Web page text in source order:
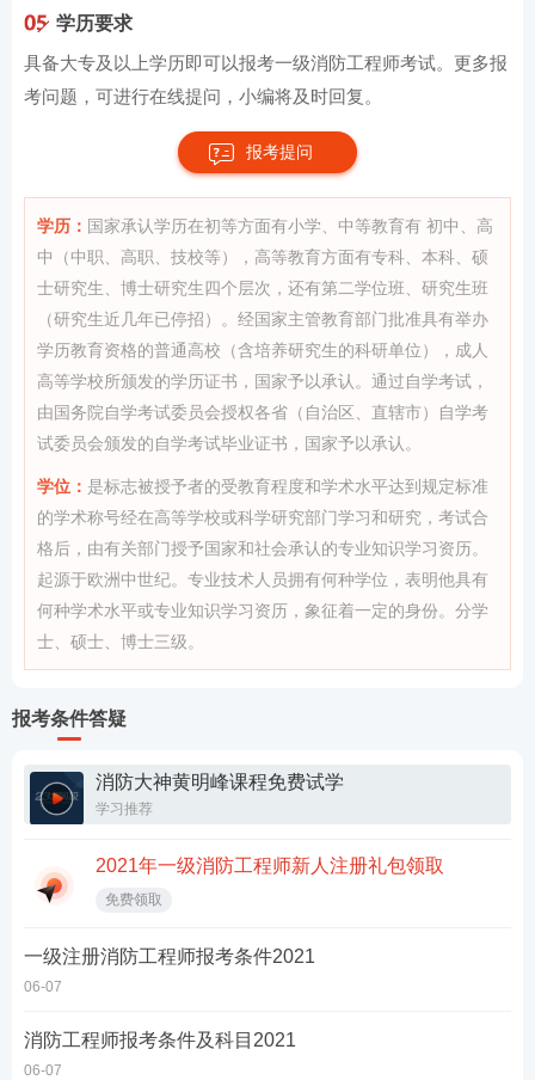
学历要求
具备大专及以上学历即可以报考一级消防工程师考试。更多报
考问题，可进行在线提问，小编将及时回复。
报考提问
学历： 国家承认学历在初等方面有小学、中等教育有 初中、高
中（中职、高职、技校等），高等教育方面有专科、本科、硕
士研究生、博士研究生四个层次，还有第二学位班、研究生班
（研究生近几年已停招）。经国家主管教育部门批准具有举办
学历教育资格的普通高校（含培养研究生的科研单位），成人
高等学校所颁发的学历证书，国家予以承认。通过自学考试，
由国务院自学考试委员会授权各省（自治区、直辖市）自学考
试委员会颁发的自学考试毕业证书，国家予以承认。
学位： 是标志被授予者的受教育程度和学术水平达到规定标准
的学术称号经在高等学校或科学研究部门学习和研究，考试合
格后，由有关部门授予国家和社会承认的专业知识学习资历。
起源于欧洲中世纪。专业技术人员拥有何种学位，表明他具有
何种学术水平或专业知识学习资历，象征着一定的身份。分学
士、硕士、博士三级。
报考条件答疑
消防大神黄明峰课程免费试学
学习推荐
2021年一级消防工程师新人注册礼包领取
免费领取
一级注册消防工程师报考条件2021
06-07
消防工程师报考条件及科目2021
06-07